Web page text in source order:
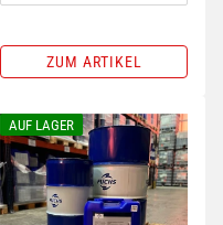
ZUM ARTIKEL
AUF LAGER